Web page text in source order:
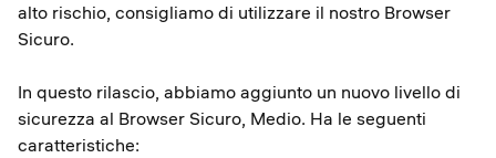
alto rischio, consigliamo di utilizzare il nostro Browser
Sicuro.
In questo rilascio, abbiamo aggiunto un nuovo livello di
sicurezza al Browser Sicuro, Medio. Ha le seguenti
caratteristiche: